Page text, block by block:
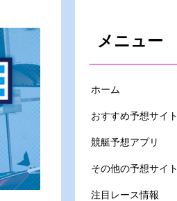
メニュー
ホーム
おすすめ予想サイト
競艇予想アプリ
その他の予想サイト
注目レース情報